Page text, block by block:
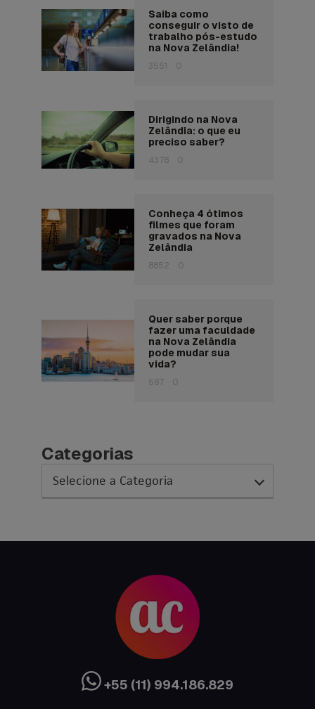
Saiba como
conseguir o visto de
trabalho pós-estudo
na Nova Zelândia!
3551 0
Dirigindo na Nova
Zelândia: o que eu
preciso saber?
4378 0
Conheça 4 ótimos
filmes que foram
gravados na Nova
Zelândia
8852 0
Quer saber porque
fazer uma faculdade
na Nova Zelândia
pode mudar sua
vida?
587 0
Categorias
Ciência sem Fronteiras
Cultura Austrália+55 (11) 994.186.829